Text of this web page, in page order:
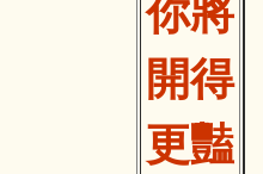
你將
開得
更豔